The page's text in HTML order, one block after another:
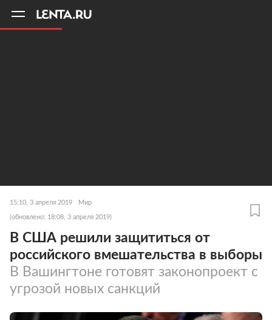
15:10, 3 апреля 2019 Мир
(обновлено: 18:08, 3 апреля 2019)
В США решили защититься от
российского вмешательства в выборы
В Вашингтоне готовят законопроект с
угрозой новых санкций